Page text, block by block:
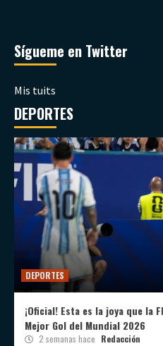
Sígueme en Twitter
Mis tuits
DEPORTES
DEPORTES
¡Oficial! Esta es la joya que la
Mejor Gol del Mundial 2026
2 semanas hace Redacción